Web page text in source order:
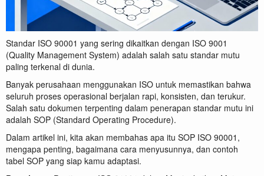
Standar ISO 90001 yang sering dikaitkan dengan ISO 9001
(Quality Management System) adalah salah satu standar mutu
paling terkenal di dunia.
Banyak perusahaan menggunakan ISO untuk memastikan bahwa
seluruh proses operasional berjalan rapi, konsisten, dan terukur.
Salah satu dokumen terpenting dalam penerapan standar mutu ini
adalah SOP (Standard Operating Procedure).
Dalam artikel ini, kita akan membahas apa itu SOP ISO 90001,
mengapa penting, bagaimana cara menyusunnya, dan contoh
tabel SOP yang siap kamu adaptasi.